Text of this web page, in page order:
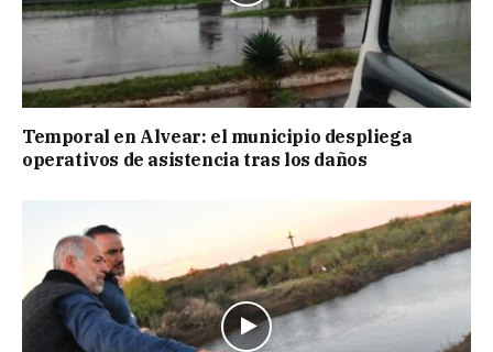
Temporal en Alvear: el municipio despliega
operativos de asistencia tras los daños